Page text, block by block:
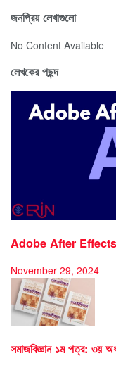
জনপ্রিয় লেখাগুলো
No Content Available
লেখকের পছন্দ
Adobe After Effects
November 29, 2024
সমাজবিজ্ঞান ১ম পত্র: ৩য়